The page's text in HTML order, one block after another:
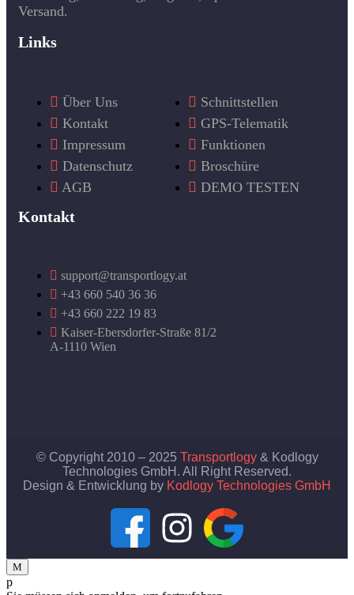
Versand.
Links
Über Uns
Kontakt
Impressum
Datenschutz
AGB
Schnittstellen
GPS-Telematik
Funktionen
Broschüre
DEMO TESTEN
Kontakt
support@transportlogy.at
+43 660 540 36 36
+43 660 222 19 83
Kaiser-Ebersdorfer-Straße 81/2
A-1110 Wien
© Copyright 2010 – 2025 Transportlogy& Kodlogy
Technologies GmbH. All Right Reserved.
Design & Entwicklung by Kodlogy Technologies GmbH